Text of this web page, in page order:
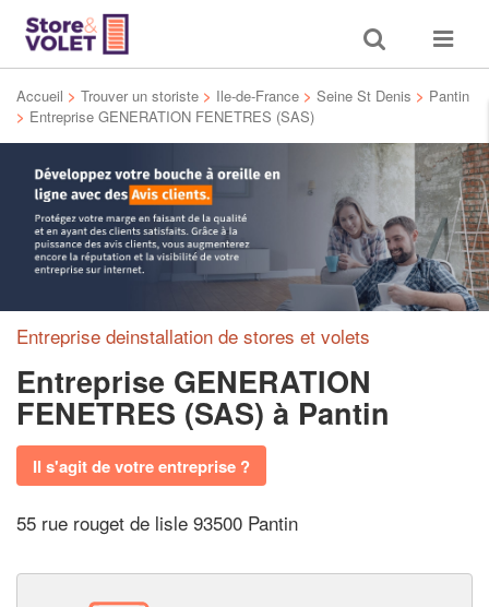
Toggle
search
Toggle
Accueil > Trouver un storiste > Ile-de-France > Seine St Denis > Pantin
> Entreprise GENERATION FENETRES (SAS)
Entreprise deinstallation de stores et volets
Entreprise GENERATION
FENETRES (SAS) à Pantin
Il s'agit de votre entreprise ?
55 rue rouget de lisle 93500 Pantin